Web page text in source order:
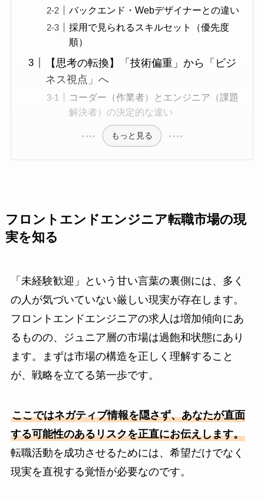
バックエンド・Webデザイナーとの違い
採用で見られるスキルセット（優先度
順）
【思考の転換】「技術偏重」から「ビジ
ネス視点」へ
コーダー（作業者）とエンジニア（課題
解決者）の決定的な違い
もっと見る
フロントエンドエンジニア転職市場の現
実を知る
「未経験歓迎」という甘い言葉の裏側には、多く
の人が気づいていない厳しい現実が存在します。
フロントエンドエンジニアの求人は増加傾向にあ
るものの、ジュニア層の市場は過飽和状態にあり
ます。まずは市場の構造を正しく理解すること
が、戦略を立てる第一歩です。
ここではネガティブ情報を隠さず、あなたが直面
する可能性のあるリスクを正直にお伝えします。
転職活動を成功させるためには、希望だけでなく
現実を直視する覚悟が必要なのです。